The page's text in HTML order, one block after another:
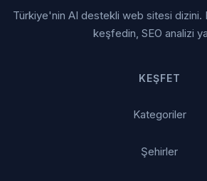
Türkiye'nin AI destekli web sitesi dizini.
keşfedin, SEO analizi
KEŞFET
Kategoriler
Şehirler